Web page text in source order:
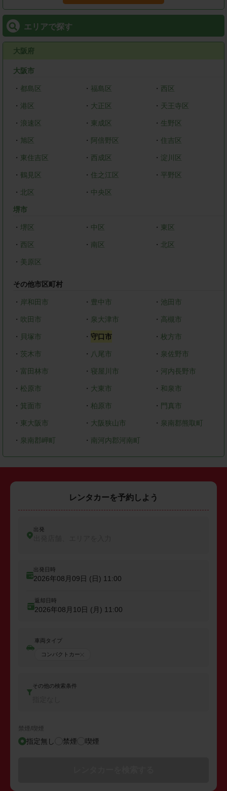
エリアで探す
大阪府
大阪市
・ 都島区 ・ 福島区 ・ 西区
・ 港区 ・ 大正区 ・ 天王寺区
・ 浪速区 ・ 東成区 ・ 生野区
・ 旭区 ・ 阿倍野区 ・ 住吉区
・ 東住吉区 ・ 西成区 ・ 淀川区
・ 鶴見区 ・ 住之江区 ・平野区
・ 北区 ・ 中央区
堺市
・ 堺区 ・ 中区 ・ 東区
・ 西区 ・ 南区 ・ 北区
・ 美原区
その他市区町村
・ 岸和田市 ・ 豊中市 ・ 池田市
・ 吹田市 ・ 泉大津市 ・ 高槻市
・ 貝塚市 ・ 守口市 ・枚方市
・ 茨木市 ・ 八尾市 ・ 泉佐野市
・ 富田林市 ・ 寝屋川市 ・ 河内長野市
・ 松原市 ・ 大東市 ・ 和泉市
・ 箕面市 ・ 柏原市 ・ 門真市
・ 東大阪市 ・ 大阪狭山市 ・ 泉南郡熊取町
・ 泉南郡岬町 ・ 南河内郡河南町
レンタカーを予約しよう
出発
出発日時
2026年08月09日 (日) 11:00
返却日時
2026年08月10日 (月) 11:00
車両タイプ
コンパクトカー
その他の検索条件
禁煙/喫煙
指定無し 禁煙 喫煙